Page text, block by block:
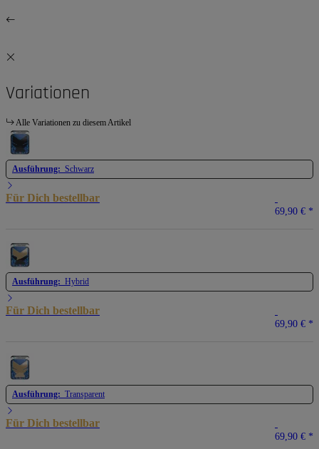
Variationen
Alle Variationen zu diesem Artikel
Ausführung: Schwarz
Für Dich bestellbar
69,90 € *
Ausführung: Hybrid
Für Dich bestellbar
69,90 € *
Ausführung: Transparent
Für Dich bestellbar
69,90 € *